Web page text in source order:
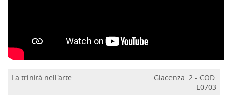
La trinità nell'arte
Giacenza: 2 - COD.
L0703